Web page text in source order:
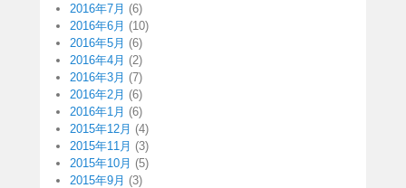
2016年7月 (6)
2016年6月 (10)
2016年5月 (6)
2016年4月 (2)
2016年3月 (7)
2016年2月 (6)
2016年1月 (6)
2015年12月 (4)
2015年11月 (3)
2015年10月 (5)
2015年9月 (3)